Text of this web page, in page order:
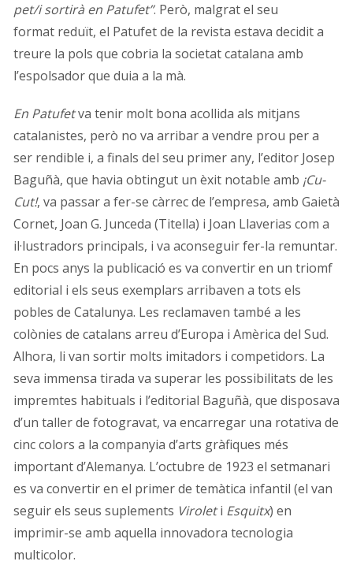
pet/i sortirà en Patufet”. Però, malgrat el seu
format reduït, el Patufet de la revista estava decidit a
treure la pols que cobria la societat catalana amb
l’espolsador que duia a la mà.
En Patufetva tenir molt bona acollida als mitjans
catalanistes, però no va arribar a vendre prou per a
ser rendible i, a finals del seu primer any, l’editor Josep
Baguñà, que havia obtingut un èxit notable amb ¡Cu-
Cut!, va passar a fer-se càrrec de l’empresa, amb Gaietà
Cornet, Joan G. Junceda (Titella) i Joan Llaverias com a
il·lustradors principals, i va aconseguir fer-la remuntar.
En pocs anys la publicació es va convertir en un triomf
editorial i els seus exemplars arribaven a tots els
pobles de Catalunya. Les reclamaven també a les
colònies de catalans arreu d’Europa i Amèrica del Sud.
Alhora, li van sortir molts imitadors i competidors. La
seva immensa tirada va superar les possibilitats de les
impremtes habituals i l’editorial Baguñà, que disposava
d’un taller de fotogravat, va encarregar una rotativa de
cinc colors a la companyia d’arts gràfiques més
important d’Alemanya. L’octubre de 1923 el setmanari
es va convertir en el primer de temàtica infantil (el van
seguir els seus suplements Viroleti Esquitx) en
imprimir-se amb aquella innovadora tecnologia
multicolor.